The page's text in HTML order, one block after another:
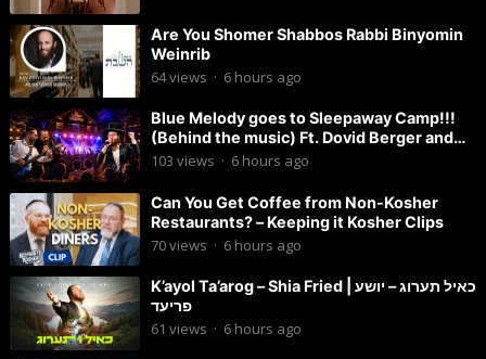
Are You Shomer Shabbos Rabbi Binyomin
Weinrib
64views · 6 hours ago
Blue Melody goes to Sleepaway Camp!!!
(Behind the music) Ft. Dovid Berger and
Chaim Brown
103 views · 6 hours ago
Can You Get Coffee from Non-Kosher
Restaurants? – Keeping it Kosher Clips
70views · 6 hours ago
K’ayol Ta’arog – Shia Fried | כאיל תערוג – יושע
פריעד
61 views · 6 hours ago